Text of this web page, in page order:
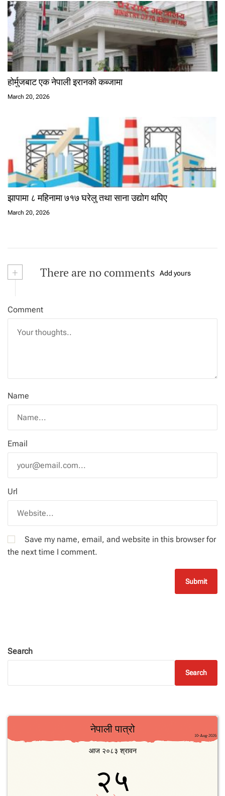
होर्मुजबाट एक नेपाली इरानको कब्जामा
March 20, 2026
झापामा ८ महिनामा ७१७ घरेलु तथा साना उद्योग थपिए
March 20, 2026
+ There are no comments Add yours
Comment
Name
Email
Url
Save my name, email, and website in this browser for
the next time I comment.
Search
Search